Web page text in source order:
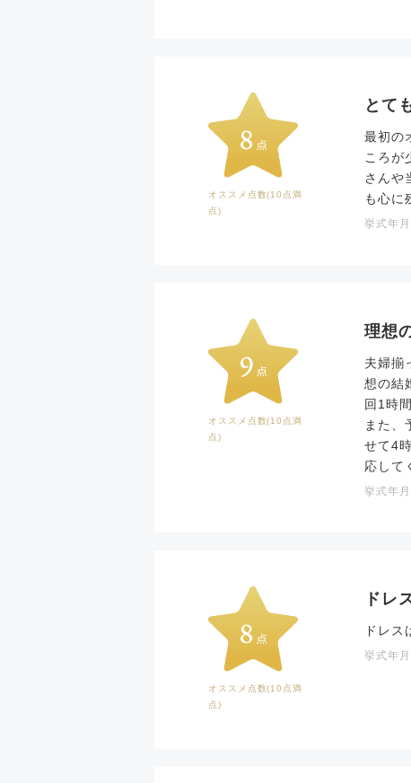
オススメ点数(10点満
点)
とて
最初の
ころが
さんや
も心に
挙式年
オススメ点数(10点満
点)
理想
夫婦揃
想の結
回1時
また、
せて4
応して
挙式年
オススメ点数(10点満
点)
ドレ
ドレス
挙式年